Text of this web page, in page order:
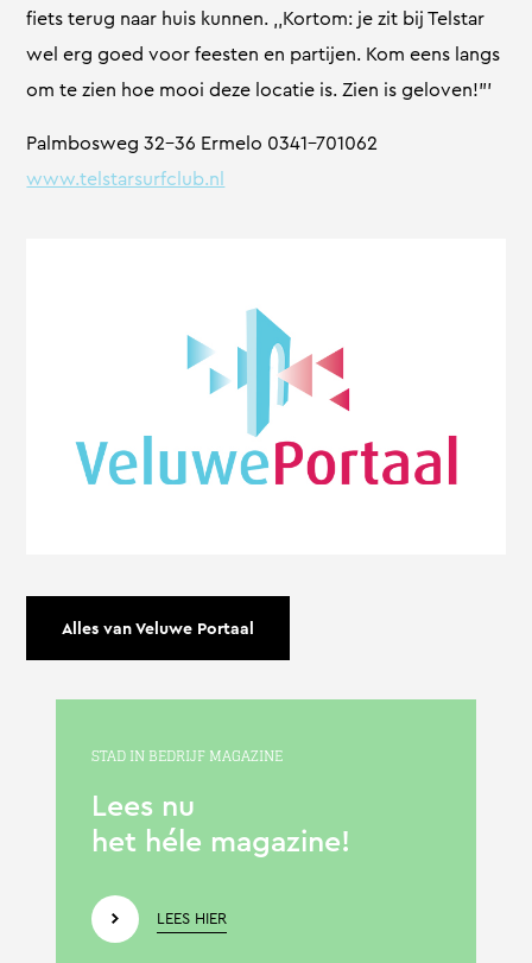
fiets terug naar huis kunnen. ,,Kortom: je zit bij Telstar
wel erg goed voor feesten en partijen. Kom eens langs
om te zien hoe mooi deze locatie is. Zien is geloven!”’
Palmbosweg 32-36 Ermelo 0341-701062
www.telstarsurfclub.nl
Alles van Veluwe Portaal
STAD IN BEDRIJF MAGAZINE
Lees nu
het héle magazine!
LEES HIER